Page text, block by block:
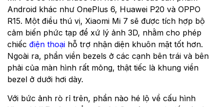
Android khác như OnePlus 6, Huawei P20 và OPPO
R15. Một điều thú vị, Xiaomi Mi 7 sẽ được tích hợp bộ
cảm biến phức tạp để xứ lý ảnh 3D, nhằm cho phép
chiếc điện thoại hỗ trợ nhận diện khuôn mặt tốt hơn.
Ngoài ra, phần viền bezels ở các cạnh bên trái và bên
phải của màn hình rất mỏng, thật tiếc là khung viền
bezel ở dưới hơi dày.
Với bức ảnh rò rỉ trên, phần nào hé lộ về cấu hình